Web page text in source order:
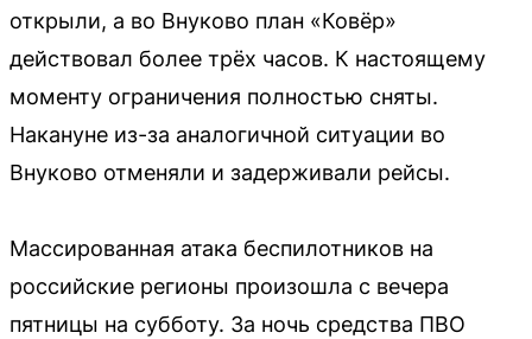
открыли, а во Внуково план «Ковёр»
действовал более трёх часов. К настоящему
моменту ограничения полностью сняты.
Накануне из-за аналогичной ситуации во
Внуково отменяли и задерживали рейсы.
Массированная атака беспилотников на
российские регионы произошла с вечера
пятницы на субботу. За ночь средства ПВО